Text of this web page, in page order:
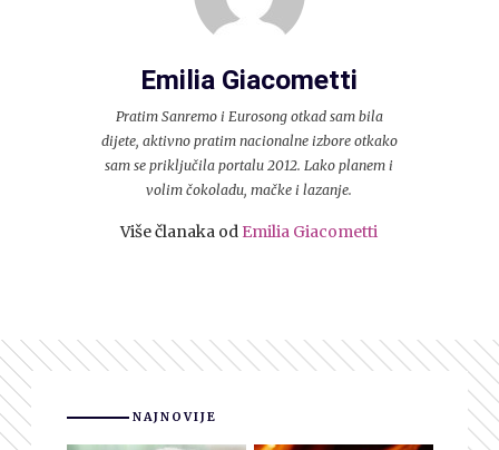
Emilia Giacometti
Pratim Sanremo i Eurosong otkad sam bila
dijete, aktivno pratim nacionalne izbore otkako
sam se priključila portalu 2012. Lako planem i
volim čokoladu, mačke i lazanje.
Više članaka od Emilia Giacometti
NAJNOVIJE